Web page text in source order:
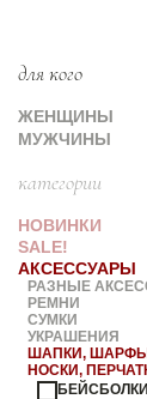
для кого
ЖЕНЩИНЫ
МУЖЧИНЫ
категории
НОВИНКИ
SALE!
АКСЕССУАРЫ
РАЗНЫЕ
РЕМНИ
СУМКИ
УКРАШЕНИЯ
ШАПКИ,
НОСКИ,